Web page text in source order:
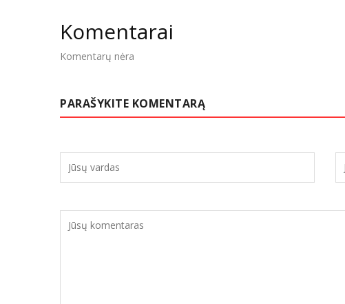
Komentarai
Komentarų nėra
PARAŠYKITE KOMENTARĄ